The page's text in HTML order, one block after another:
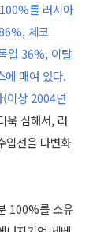
를 러시아
체코
일 36%, 이탈
매여 있다.
(이상 2004년
욱 심해서, 러
입선을 다변화
100%를 소유